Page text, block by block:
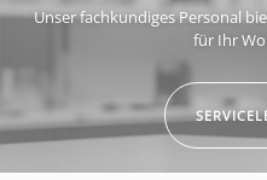
Unser fachkundiges Personal
für Ihr